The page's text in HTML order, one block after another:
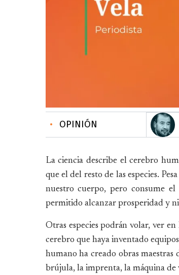
• OPINIÓN
La ciencia describe el cerebro
que el del resto de las especies.
nuestro cuerpo, pero consume
permitido alcanzar prosperidad y
Otras especies podrán volar, ver
cerebro que haya inventado
humano ha creado obras
brújula, la imprenta, la máquina